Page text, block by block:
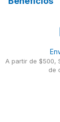
A partir de $500,
de